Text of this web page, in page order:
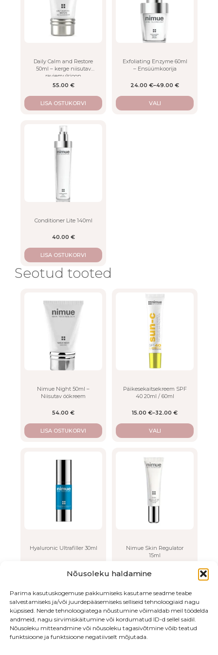
Nõusoleku haldamine
Parima kasutuskogemuse pakkumiseks kasutame seadme teabe
salvestamiseks ja/või juurdepääsemiseks selliseid tehnoloogiaid nagu
küpsised. Nende tehnoloogiatega nõustumine võimaldab meil töödelda
andmeid, nagu sirvimiskäitumine või kordumatud ID-d sellel saidil.
Nõusoleku mitteandmine või nõusoleku tagasivõtmine võib teatud
funktsioone ja funktsioone negatiivselt mõjutada.
Daily Calm and Restore
50ml – kerge niisutav
raviemulsioon
55.00 €
LISA OSTUKORVI
Exfoliating Enzyme 60ml
– Ensüümkoorija
24.00 €–49.00 €
VALI
variants.
on
page
Conditioner Lite 140ml
40.00 €
LISA OSTUKORVI
Seotud tooted
Nimue Night 50ml –
Niisutav öökreem
54.00 €
LISA OSTUKORVI
Päikesekaitsekreem SPF
40 20ml / 60ml
15.00 €–32.00 €
VALI
Hyaluronic Ultrafiller 30ml
80.00€
LISA OSTUKORVI
Nimue Skin Regulator
15ml
15.00
LISA OSTUKORVI